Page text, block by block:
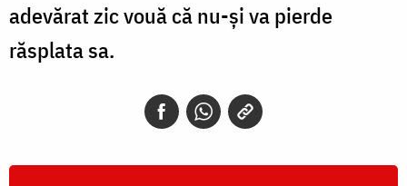
adevărat zic vouă că nu-și va pierde
răsplata sa.